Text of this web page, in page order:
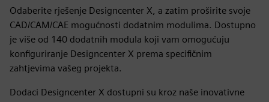
Odaberite rješenje Designcenter X, a zatim proširite svoje
CAD/CAM/CAE mogućnosti dodatnim modulima. Dostupno
je više od 140 dodatnih modula koji vam omogućuju
konfiguriranje Designcenter X prema specifičnim
zahtjevima vašeg projekta.
Dodaci Designcenter X dostupni su kroz naše inovativne